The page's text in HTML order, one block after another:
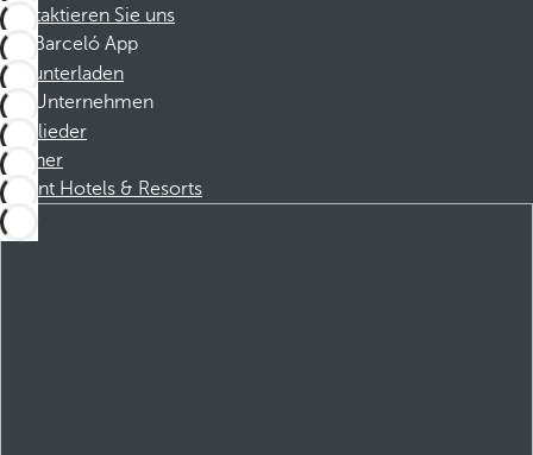
Kontaktieren Sie uns
Barceló App
Herunterladen
Unternehmen
Mitglieder
Partner
Dorint Hotels & Resorts